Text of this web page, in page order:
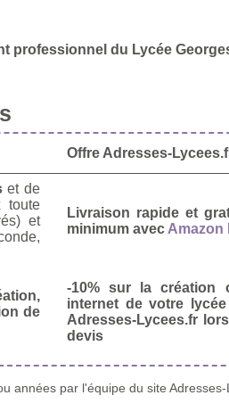
professionnel du Lycée
Offre Adresses-
et de
toute
et
Livraison rapide et
minimum avec Amazon
de
-10% sur la création
internet de votre
Adresses-Lycees.fr
devis
années par l'équipe du site Adresses-